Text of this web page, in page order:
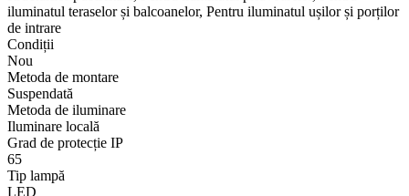
iluminatul teraselor și balcoanelor, Pentru iluminatul ușilor și porților
de intrare
Condiții
Nou
Metoda de montare
Suspendată
Metoda de iluminare
Iluminare locală
Grad de protecție IP
65
Tip lampă
LED